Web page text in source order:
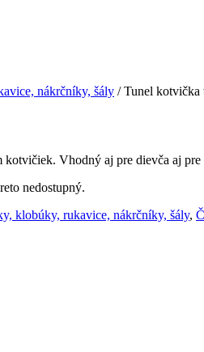
nákrčníky, šály / Tunel kotvička
Vhodný aj pre dievča aj pre
nedostupný.
klobúky, rukavice, nákrčníky, šály,